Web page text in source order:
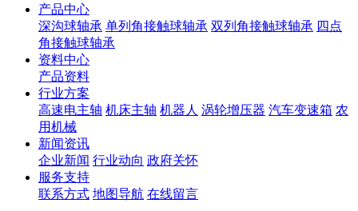
产品中心
深沟球轴承 单列角接触球轴承 双列角接触球轴承 四点
角接触球轴承
资料中心
产品资料
行业方案
高速电主轴 机床主轴 机器人 涡轮增压器 汽车变速箱 农
用机械
新闻资讯
企业新闻 行业动向 政府关怀
服务支持
联系方式 地图导航 在线留言